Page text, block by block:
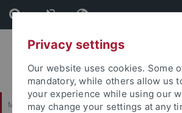
Skip
to
content
Skip
to
footer
Mathematisch-Naturwissenschaftliche Fakultät
Privacy settings
Our website uses cookies. Some
mandatory, while others allow us
your experience while using our
may change your settings at any